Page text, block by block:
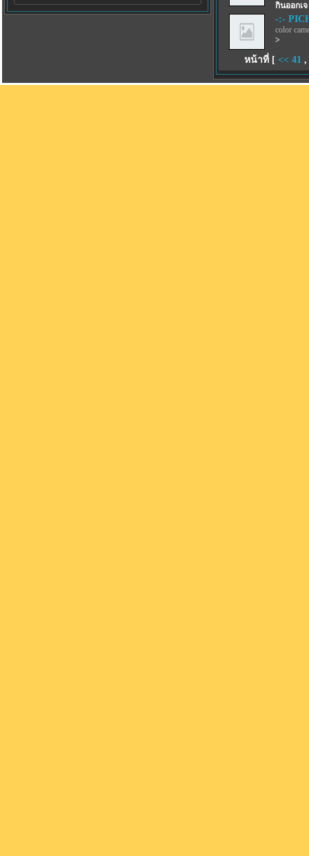
กินออกเจ
-:-
color
>
หน้าที่ [ << 41 ,